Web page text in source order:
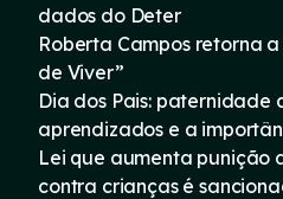
dados do Deter
Roberta Campos retorna
de Viver”
Dia dos Pais:
aprendizados e a
Lei que aumenta punição
contra crianças é